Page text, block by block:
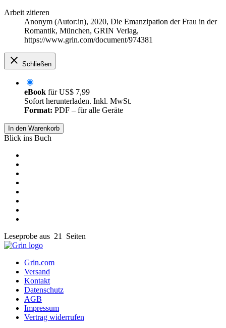
Arbeit zitieren
Anonym (Autor:in), 2020, Die Emanzipation der Frau in der
Romantik, München, GRIN Verlag,
https://www.grin.com/document/974381
Schließen
eBook fürUS$ 7,99
Sofort herunterladen. Inkl. MwSt.
Format: PDF – für alle Geräte
In den Warenkorb
Blick ins Buch
Leseprobe aus 21 Seiten
Grin.com
Versand
Kontakt
Datenschutz
AGB
Impressum
Vertrag widerrufen